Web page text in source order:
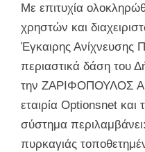
Με επιτυχία
χρηστών και
Έγκαιρης Ανίχνευσης
περιαστικά δάση του
την ΖΑΡΙΦΟΠΟΥΛΟΣ
εταιρία Optionsnet και
σύστημα
πυρκαγιάς